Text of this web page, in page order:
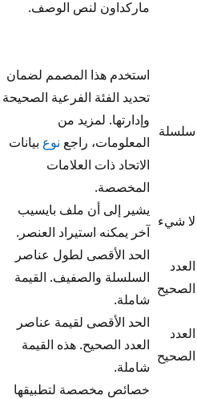
ماركداون لنص الوصف.
سلسلة
استخدم هذا المصمم لضمان
تحديد الفئة الفرعية الصحيحة
وإدارتها. لمزيد من
المعلومات، راجع نوع بيانات
الاتحاد ذات العلامات
المخصصة.
لا شيء
يشير إلى أن ملف بايسيب
آخر يمكنه استيراد العنصر.
العدد
الصحيح
الحد الأقصى لطول عناصر
السلسلة والصفيف. القيمة
شاملة.
العدد
الصحيح
الحد الأقصى لقيمة عناصر
العدد الصحيح. هذه القيمة
شاملة.
خصائص مخصصة لتطبيقها